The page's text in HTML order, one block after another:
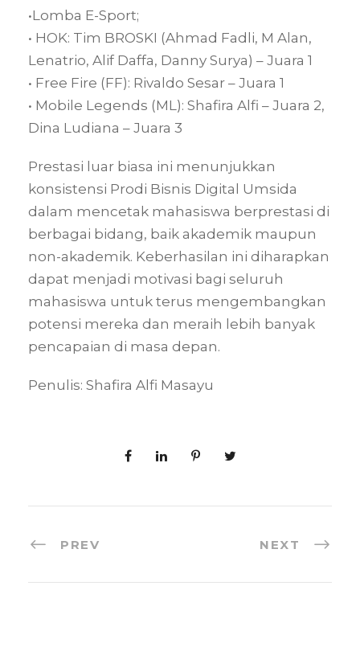
•Lomba E-Sport;
• ⁠HOK: Tim BROSKI (Ahmad Fadli, M Alan,
Lenatrio, Alif Daffa, Danny Surya) – Juara 1
• Free Fire (FF): Rivaldo Sesar – Juara 1
• Mobile Legends (ML): Shafira Alfi – Juara 2,
Dina Ludiana – Juara 3
Prestasi luar biasa ini menunjukkan
konsistensi Prodi Bisnis Digital Umsida
dalam mencetak mahasiswa berprestasi di
berbagai bidang, baik akademik maupun
non-akademik. Keberhasilan ini diharapkan
dapat menjadi motivasi bagi seluruh
mahasiswa untuk terus mengembangkan
potensi mereka dan meraih lebih banyak
pencapaian di masa depan.
Penulis: Shafira Alfi Masayu
PREV NEXT